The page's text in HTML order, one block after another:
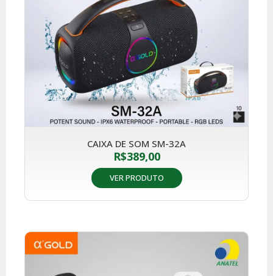
CAIXA DE SOM SM-32A
R$389,00
VER PRODUTO